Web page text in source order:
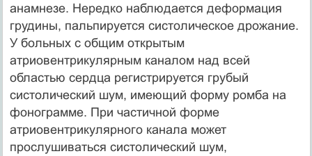
анамнезе. Нередко наблюдается деформация
грудины, пальпируется систолическое дрожание.
У больных с общим открытым
атриовентрикулярным каналом над всей
областью сердца регистрируется грубый
систолический шум, имеющий форму ромба на
фонограмме. При частичной форме
атриовентрикулярного канала может
прослушиваться систолический шум,